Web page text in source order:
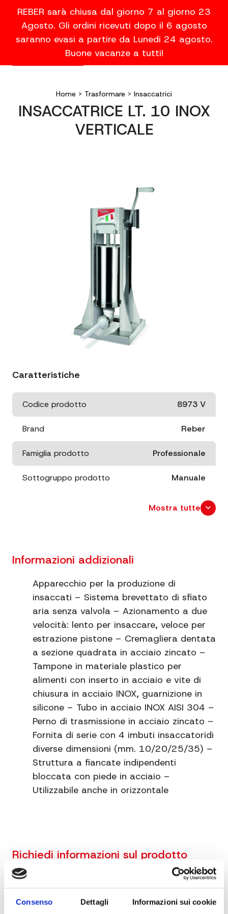
Consenso Dettagli Informazioni sui cookie
REBER sarà chiusa dal giorno 7 al giorno 23
Agosto. Gli ordini ricevuti dopo il 6 agosto
saranno evasi a partire da Lunedi 24 agosto.
Buone vacanze a tutti!
Home > Trasformare > Insaccatrici
INSACCATRICE LT. 10 INOX
VERTICALE
Caratteristiche
Codice prodotto 8973 V
Brand Reber
Famiglia prodotto Professionale
Sottogruppo prodotto Manuale
LT. 10
Ingranaggi Acciaio
Materiale INOX AISI 430
Struttura Fianchi aperti con piede
Verticale + Orizzontale
Mostra tutte expand_more
Informazioni addizionali
Apparecchio per la produzione di
insaccati – Sistema brevettato di sfiato
aria senza valvola – Azionamento a due
velocità: lento per insaccare, veloce per
estrazione pistone – Cremagliera dentata
a sezione quadrata in acciaio zincato –
Tampone in materiale plastico per
alimenti con inserto in acciaio e vite di
chiusura in acciaio INOX, guarnizione in
silicone – Tubo in acciaio INOX AISI 304 –
Perno di trasmissione in acciaio zincato –
Fornita di serie con 4 imbuti insaccatoridi
diverse dimensioni (mm. 10/20/25/35) –
Struttura a fiancate indipendenti
bloccata con piede in acciaio –
Utilizzabile anche in orizzontale
Richiedi informazioni sul prodotto